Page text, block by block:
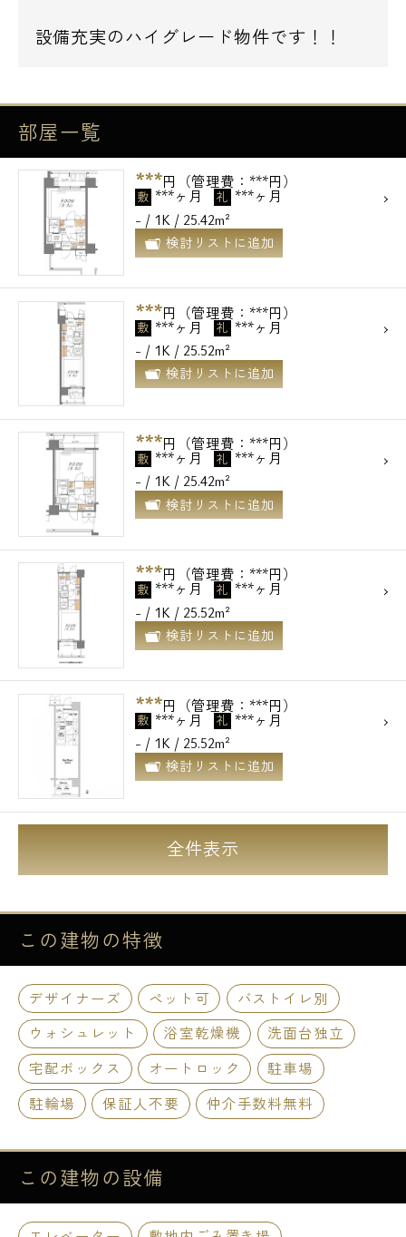
設備充実のハイグレード物件です！！
部屋一覧
***円（管理費：***円）
敷 ***ヶ月 礼 ***ヶ月
- / 1K / 25.42m²
検討リストに追加
***円（管理費：***円）
敷 ***ヶ月 礼 ***ヶ月
- / 1K / 25.52m²
検討リストに追加
***円（管理費：***円）
敷 ***ヶ月 礼 ***ヶ月
- / 1K / 25.42m²
検討リストに追加
***円（管理費：***円）
敷 ***ヶ月 礼 ***ヶ月
- / 1K / 25.52m²
検討リストに追加
***円（管理費：***円）
敷 ***ヶ月 礼 ***ヶ月
- / 1K / 25.52m²
検討リストに追加
全件表示
この建物の特徴
デザイナーズ ペット可
バストイレ別
ウォシュレット
浴室乾燥機
洗面台独立
宅配ボックス
オートロック
駐車場
駐輪場
保証人不要 仲介手数料無料
この建物の設備